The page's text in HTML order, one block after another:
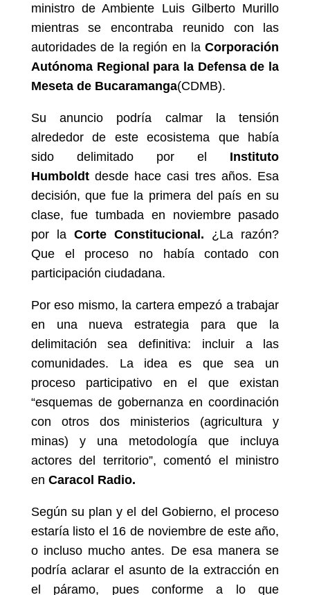
ministro de Ambiente Luis Gilberto Murillo
mientras se encontraba reunido con las
autoridades de la región en laCorporación
Autónoma Regional para la Defensa de la
Meseta de Bucaramanga(CDMB).
Su anuncio podría calmar la tensión
alrededor de este ecosistema que había
sido delimitado por el Instituto
Humboldtdesde hace casi tres años. Esa
decisión, que fue la primera del país en su
clase, fue tumbada en noviembre pasado
por la Corte Constitucional. ¿La razón?
Que el proceso no había contado con
participación ciudadana.
Por eso mismo, la cartera empezó a trabajar
en una nueva estrategia para que la
delimitación sea definitiva: incluir a las
comunidades. La idea es que sea un
proceso participativo en el que existan
“esquemas de gobernanza en coordinación
con otros dos ministerios (agricultura y
minas) y una metodología que incluya
actores del territorio”, comentó el ministro
en Caracol Radio.
Según su plan y el del Gobierno, el proceso
estaría listo el 16 de noviembre de este año,
o incluso mucho antes. De esa manera se
podría aclarar el asunto de la extracción en
el páramo, pues conforme a lo que